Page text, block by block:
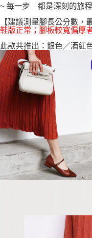
ATM／網路銀行／等多元方式
購買商品的店家。未經商家同
後付繳納相關費用。
※ 交易是否成功請以「AFTEE
是否繳費成功／繳費後需取消
客戶支援中心」
https://
【注意事項】
１．透過由恩沛科技股份有限
易，需依本服務之必要範圍內
權轉讓予恩沛科技股份有限公
２．關於個人資料處理事宜，
https://aftee.tw/terms/#terms3
３．未成年的使用者請事先徵
「AFTEE先享後付」，若未經
任。
４．使用「AFTEE先享後付」
時審查核予不同之上限額度；
請求用戶進行身份認證。
５．嚴禁一人註冊多個帳號或
~ 每一步 都是深刻的旅
【建議測量腳長公分數，
鞋版正常；腳板較寬偏厚
此款共推出：銀色／酒紅